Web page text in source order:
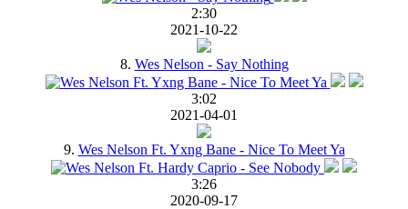
2:30
2021-10-22
8. Wes Nelson - Say Nothing
3:02
2021-04-01
9. Wes Nelson Ft. Yxng Bane - Nice To Meet Ya
3:26
2020-09-17